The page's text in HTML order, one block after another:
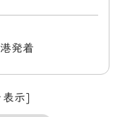
発着
示]